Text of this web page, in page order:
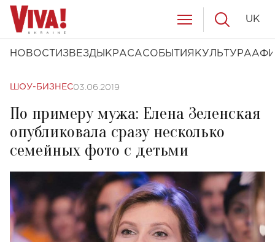
НОВОСТИ ЗВЕЗДЫ КРАСАСОБЫТИЯ КУЛЬТУРА
UK
ШОУ-БИЗНЕС03.06.2019
По примеру мужа: Елена Зеленская
опубликовала сразу несколько
семейных фото с детьми